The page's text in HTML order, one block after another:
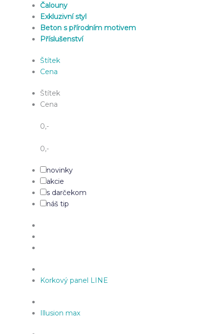
Čalouny
Exkluzivní styl
Beton s přírodním motivem
Příslušenství
Štítek
Cena
Štítek
Cena
0,-
0,-
novinky
akcie
s darčekom
náš tip
Korkový panel LINE
Illusion max